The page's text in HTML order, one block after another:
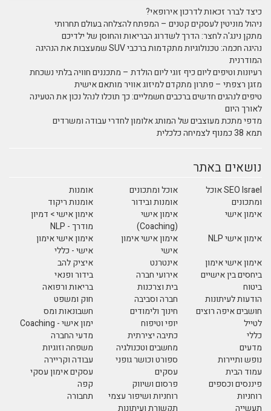
כיצד לברר זכאות לדרכון אירופאי?
ניהול מוניטין לעסקים קטנים – המפתח להצלחה בעולם תחרותי
מתקן נינג'ה לחצר: הדרך לשדרוג הבריאות והחוסן של ילדיכם
נהיגה חכמה: טכנולוגיות מתקדמות ברכבי SUV שמעצבות את הנהיגה
המודרנית
רעיונות וטיפים ליום כיף זוגי ליום הולדת – מתכננים חוויה בלתי נשכחת
מזגן רצפתי – פתרון מתקדם למיזוג אוויר מותאם אישית
טיפים לנהגים חדשים ברכבים חשמליים: כך תוכלו לנהל נכון את הטעינה
לאורך היום
מדפי מתכת מעוצבים של המותג אלומון לחדרי עבודה ומשרדים
תמא 38 כמנוף לצמיחה כלכלית
נושאים באתר
SEO Israel אוכל
ומתכונים
אוכל ומתכונים
אומנות
אומנות ובידור
אומנות ריקוד
אימון אישי
אימון אישי
(Coaching)
אימון אישי > דמיון
מודרך - NLP
אימון אישי NLP
אימון אישי אימון
אישי
אימון אישי אימון
אישי - כללי
אימון אישי אימון
ביחסים בין אישיים
אינטרנט
איציק להב
אירועי חברה
בידור ופנאי
ביטוח
בית וצרכנות
בריאות ורפואה
הודעות לעיתונות
חברה וסביבה
חוק ומשפט
חושבים איפה רוצים
לטייל
חינוך ולימודים
חשבונאות ומס
יופי וטיפוח
ימון אישי - Coaching
כללי
כתיבה יצירתית
מדעי החברה
מדעים
מחשבים וטכנולגיה
משפחה וזוגיות
נופש ותיירות
ספורט וכושר גופני
עבודה וקריירה
עמוד הבית
עסקים
עסקים אימון עסקי
פיננסים וכספים
פרסום ושיווק
קפה
רוחניות
רוחניות ושיפור עצמי
תחבורה
תעשייה
תקשורת ועיתונות